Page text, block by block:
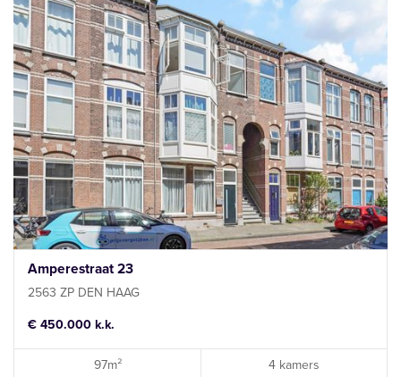
Amperestraat 23
2563 ZP DEN HAAG
€ 450.000 k.k.
97m² 4 kamers